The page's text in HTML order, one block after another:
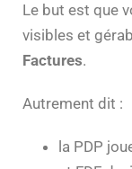
Le but est que
visibles et
Factures.
Autrement dit :
la PDP